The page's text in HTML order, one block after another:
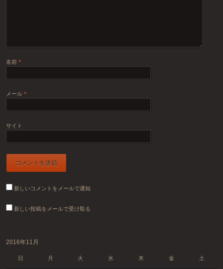
名前 *
メール *
サイト
新しいコメントをメールで通知
新しい投稿をメールで受け取る
2016年11月
日 月 火 水 木 金 土